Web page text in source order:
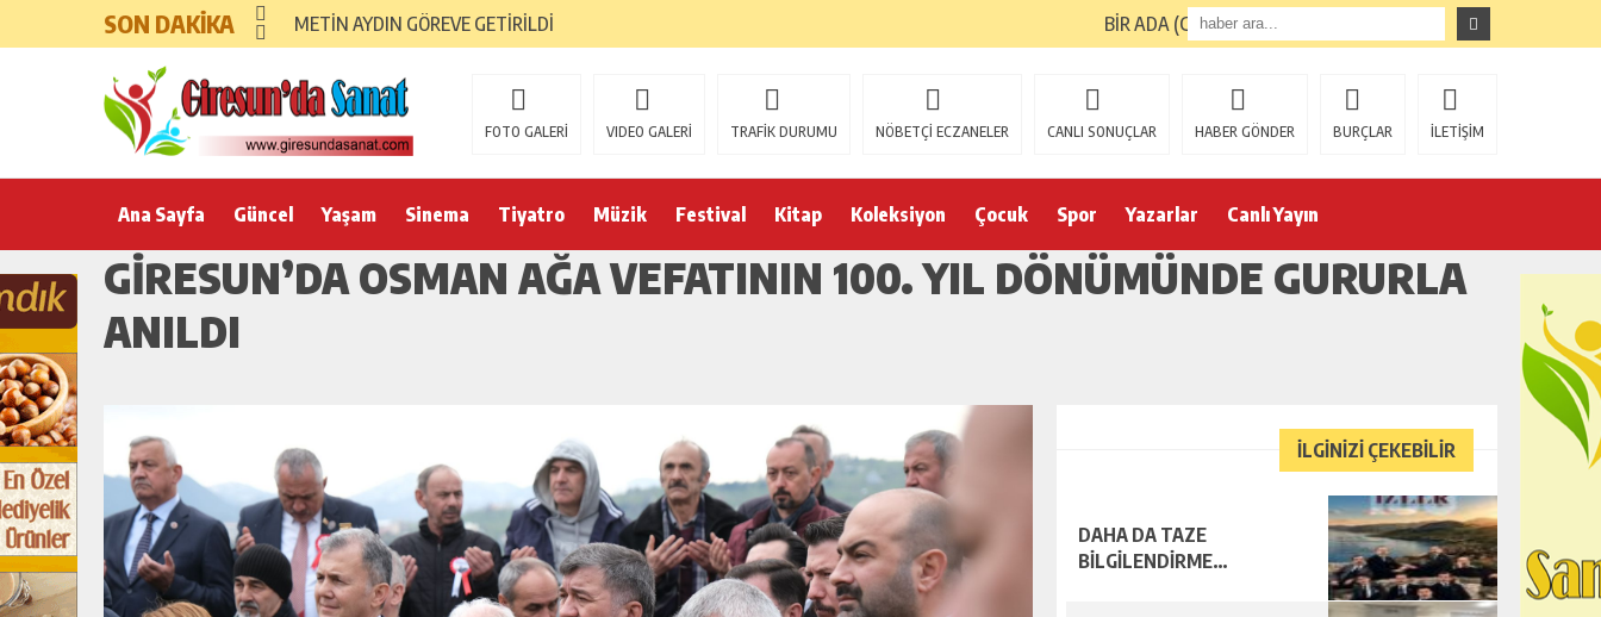
SON DAKİKA METİN AYDIN GÖREVE GETİRİLDİ BİR ADA (GİRESUN ADASI) TURUNUN ARDINDAN
FOTO GALERİ VIDEO GALERİ TRAFİK DURUMU NÖBETÇİ ECZANELER CANLI SONUÇLAR HABER GÖNDER BURÇLAR İLETİŞİM
Ana Sayfa Güncel Yaşam Sinema Tiyatro Müzik Festival Kitap Koleksiyon Çocuk Spor Yazarlar Canlı Yayın
GİRESUN’DA OSMAN AĞA VEFATININ 100. YIL DÖNÜMÜNDE GURURLA
ANILDI
İLGİNİZİ ÇEKEBİLİR
DAHA DA TAZE
BİLGİLENDİRME…